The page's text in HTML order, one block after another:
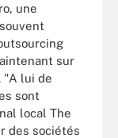
une
sur
"A lui de
sont
local The
des sociétés